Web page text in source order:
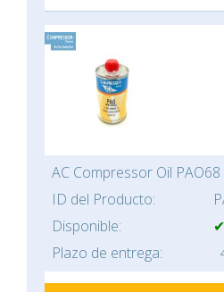
AC Compressor Oil
ID del Producto:
Disponible:
Plazo de entrega: